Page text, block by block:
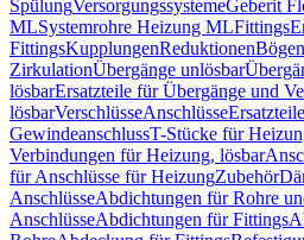
SpülungVersorgungssystemeGeberit
MLSystemrohre Heizung MLFittings
FittingsKupplungenReduktionenBögen
ZirkulationÜbergänge unlösbar
lösbarErsatzteile für Übergänge und
lösbarVerschlüsseAnschlüsse
GewindeanschlussT-Stücke für
Verbindungen für Heizung, lösbar
für Anschlüsse für HeizungZubehör
AnschlüsseAbdichtungen für Rohre
AnschlüsseAbdichtungen für Fittings